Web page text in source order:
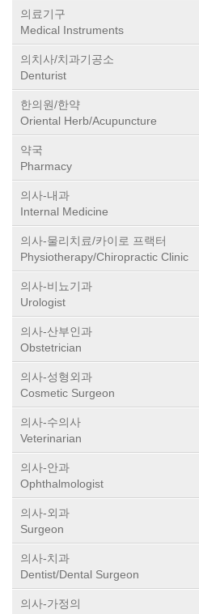
의료기구
Medical Instruments
의치사/치과기공소
Denturist
한의원/한약
Oriental Herb/Acupuncture
약국
Pharmacy
의사-내과
Internal Medicine
의사-물리치료/카이로 프랙터
Physiotherapy/Chiropractic Clinic
의사-비뇨기과
Urologist
의사-산부인과
Obstetrician
의사-성형외과
Cosmetic Surgeon
의사-수의사
Veterinarian
의사-안과
Ophthalmologist
의사-외과
Surgeon
의사-치과
Dentist/Dental Surgeon
의사-가정의